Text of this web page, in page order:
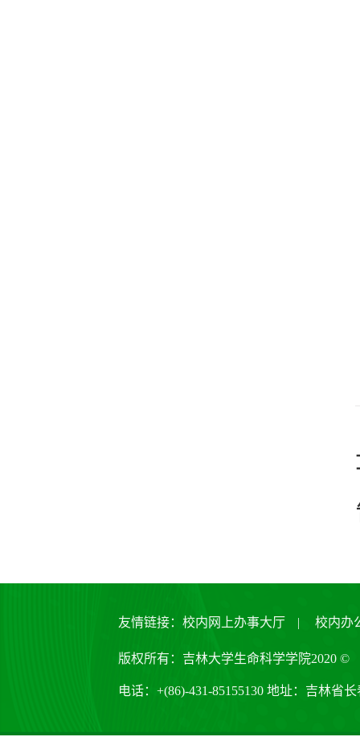
友情链接： 校内网上办事大厅 | 校内办
版权所有：吉林大学生命科学学院2020 ©
电话：+(86)-431-85155130 地址：吉林省